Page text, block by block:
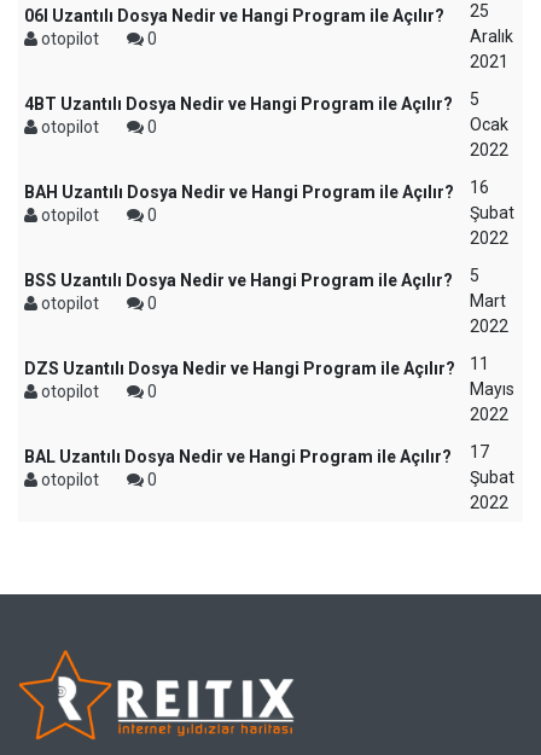
06I Uzantılı Dosya Nedir ve Hangi Program ile Açılır?
otopilot
0
25
Aralık
2021
4BT Uzantılı Dosya Nedir ve Hangi Program ile Açılır?
otopilot
0
5
Ocak
2022
BAH Uzantılı Dosya Nedir ve Hangi Program ile Açılır?
otopilot
0
16
Şubat
2022
BSS Uzantılı Dosya Nedir ve Hangi Program ile Açılır?
otopilot
0
5
Mart
2022
DZS Uzantılı Dosya Nedir ve Hangi Program ile Açılır?
otopilot
0
11
Mayıs
2022
BAL Uzantılı Dosya Nedir ve Hangi Program ile Açılır?
otopilot
0
17
Şubat
2022